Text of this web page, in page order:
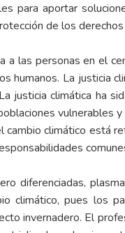
para aportar
de los derechos
a las personas en el
humanos. La justicia
justicia climática ha
vulnerables
climático está
diferenciadas,
climático, pues los
invernadero. El